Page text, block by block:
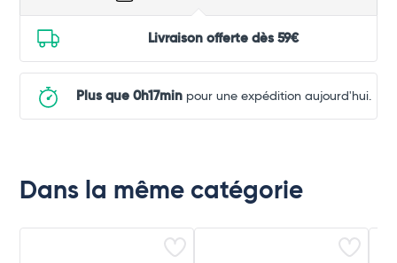
Livraison offerte dès 59€
Plus que 0h17minpour une expédition aujourd'hui.
Dans la même catégorie